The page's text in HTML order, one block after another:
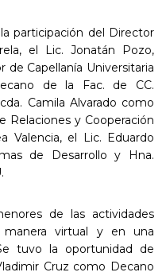
participación del Director
el Lic. Jonatán Pozo,
Capellanía Universitaria
de la Fac. de CC.
Camila Alvarado como
Relaciones y Cooperación
Valencia, el Lic. Eduardo
de Desarrollo y Hna.
de las actividades
manera virtual y en una
tuvo la oportunidad de
Cruz como Decano